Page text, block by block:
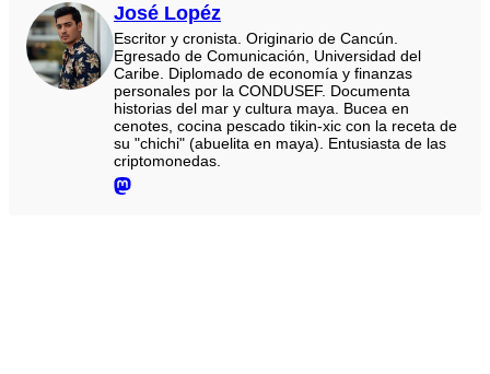
José Lopéz
Escritor y cronista. Originario de Cancún.
Egresado de Comunicación, Universidad del
Caribe. Diplomado de economía y finanzas
personales por la CONDUSEF. Documenta
historias del mar y cultura maya. Bucea en
cenotes, cocina pescado tikin-xic con la receta de
su "chichi" (abuelita en maya). Entusiasta de las
criptomonedas.